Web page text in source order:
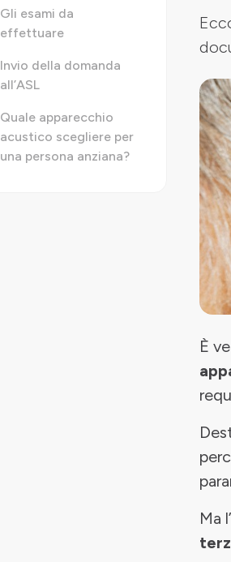
Gli esami da
effettuare
Invio della domanda
all’ASL
Quale apparecchio
acustico scegliere per
una persona anziana?
È
Ma